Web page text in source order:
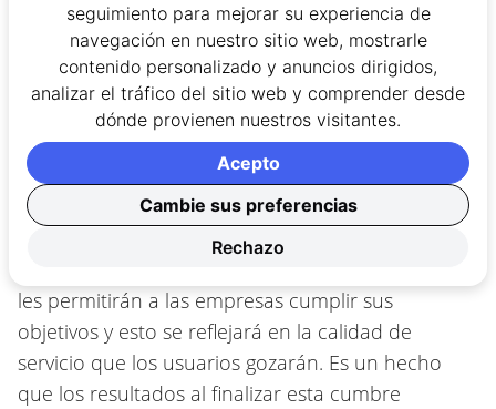
Un espacio destinado a la colaboración, la
información, la propuesta y la oferta de nuevos
productos es indispensable para el crecimiento de
la industria del juego. El SBC Summit
Latinoamérica cumple con todos los requisitos y
sin duda ayudará a las empresas a enfrentar los
retos presentes y los que están por venir.
les permitirán a las empresas cumplir sus
objetivos y esto se reflejará en la calidad de
servicio que los usuarios gozarán. Es un hecho
que los resultados al finalizar esta cumbre
seguimiento para mejorar su experiencia de
navegación en nuestro sitio web, mostrarle
contenido personalizado y anuncios dirigidos,
analizar el tráfico del sitio web y comprender desde
dónde provienen nuestros visitantes.
Cambie sus preferencias
Rechazo
Acepto